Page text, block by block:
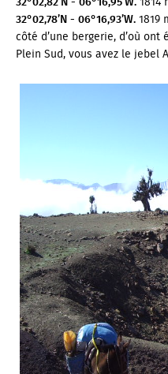
32°02,78’N - 06°16,93’W.1819
côté d’une bergerie, d’où
Plein Sud, vous avez le jebel